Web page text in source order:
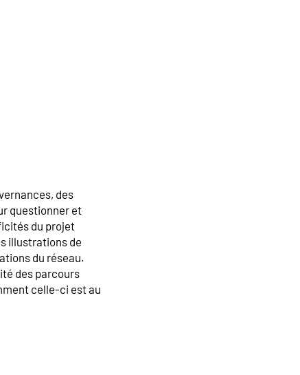
des
questionner et
du projet
illustrations de
du réseau.
des parcours
celle-ci est au